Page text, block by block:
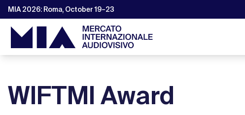
MIA 2026: Roma, October 19–23
WIFTMI Award